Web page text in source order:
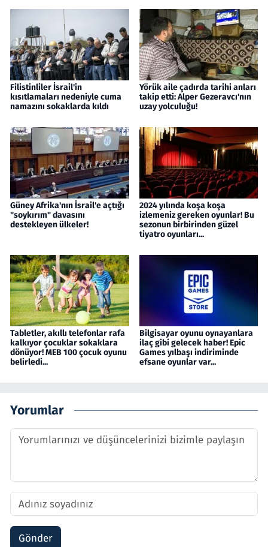
Filistinliler İsrail'in
kısıtlamaları nedeniyle cuma
namazını sokaklarda kıldı
Yörük aile çadırda tarihi anları
takip etti: Alper Gezeravcı'nın
uzay yolculuğu!
Güney Afrika'nın İsrail'e açtığı
"soykırım" davasını
destekleyen ülkeler!
2024 yılında koşa koşa
izlemeniz gereken oyunlar! Bu
sezonun birbirinden güzel
tiyatro oyunları...
Tabletler, akıllı telefonlar rafa
kalkıyor çocuklar sokaklara
dönüyor! MEB 100 çocuk oyunu
belirledi...
Bilgisayar oyunu oynayanlara
ilaç gibi gelecek haber! Epic
Games yılbaşı indiriminde
efsane oyunlar var...
Yorumlar
Gönder